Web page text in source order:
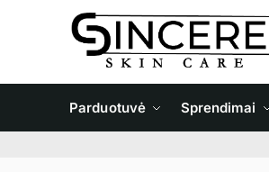
Parduotuvė Sprendimai